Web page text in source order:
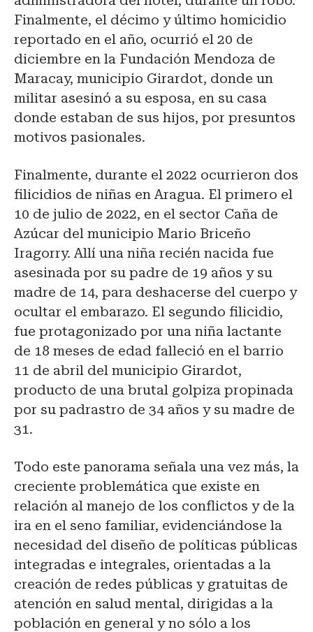
Finalmente, el décimo y último homicidio
reportado en el año, ocurrió el 20 de
diciembre en la Fundación Mendoza de
Maracay, municipio Girardot, donde un
militar asesinó a su esposa, en su casa
donde estaban de sus hijos, por presuntos
motivos pasionales.
Finalmente, durante el 2022 ocurrieron dos
filicidios de niñas en Aragua. El primero el
10 de julio de 2022, en el sector Caña de
Azúcar del municipio Mario Briceño
Iragorry. Allí una niña recién nacida fue
asesinada por su padre de 19 años y su
madre de 14, para deshacerse del cuerpo y
ocultar el embarazo. El segundo filicidio,
fue protagonizado por una niña lactante
de 18 meses de edad falleció en el barrio
11 de abril del municipio Girardot,
producto de una brutal golpiza propinada
por su padrastro de 34 años y su madre de
31.
Todo este panorama señala una vez más, la
creciente problemática que existe en
relación al manejo de los conflictos y de la
ira en el seno familiar, evidenciándose la
necesidad del diseño de políticas públicas
integradas e integrales, orientadas a la
creación de redes públicas y gratuitas de
atención en salud mental, dirigidas a la
población en general y no sólo a los